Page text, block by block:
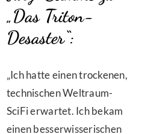
„Das Triton-
Desaster“:
„Ich hatte einen trockenen,
technischen Weltraum-
SciFi erwartet. Ich bekam
einen besserwisserischen